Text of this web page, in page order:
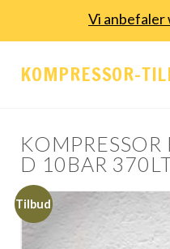
Vi anbefaler
KOMPRESSOR-
D 10BAR
Tilbud